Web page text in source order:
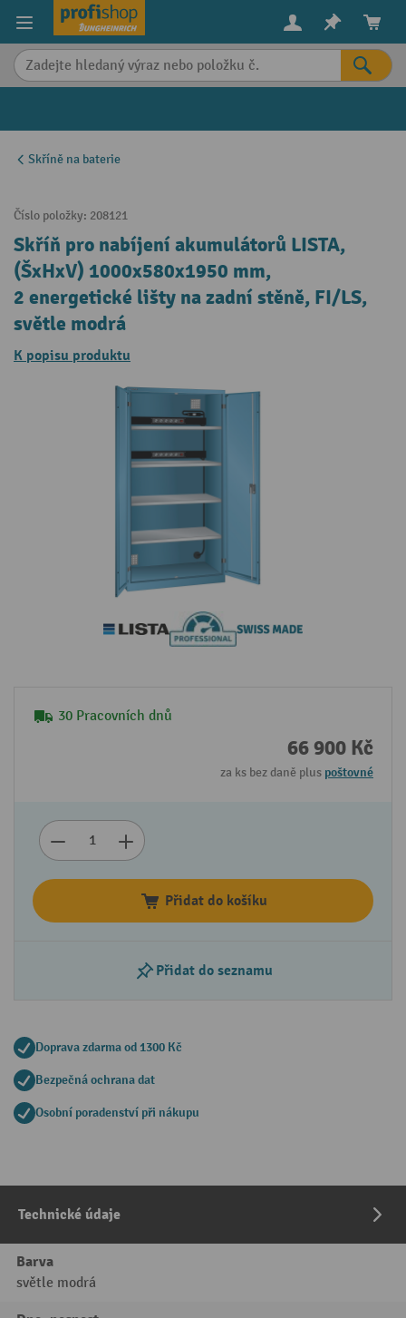
content
Skříně na baterie
Číslo položky: 208121
Skříň pro nabíjení akumulátorů LISTA,
(ŠxHxV) 1000x580x1950 mm,
2 energetické lišty na zadní stěně, FI/LS,
světle modrá
K popisu produktu
30 Pracovních dnů
66 900 Kč
za ks bez daně plus poštovné
Přidat do košíku
Přidat do seznamu
Doprava zdarma od 1300 Kč
Bezpečná ochrana dat
Osobní poradenství při nákupu
Technické údaje
Barva
světle modrá